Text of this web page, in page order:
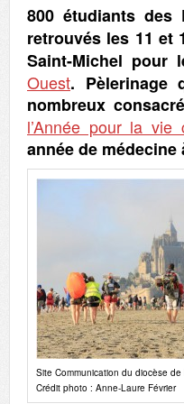
800 étudiants des
retrouvés les 11 et
Saint-Michel pour
Ouest. Pèlerinage
nombreux
l’Année pour la vie
année de
Site Communication du diocèse de
Crédit photo : Anne-Laure Février